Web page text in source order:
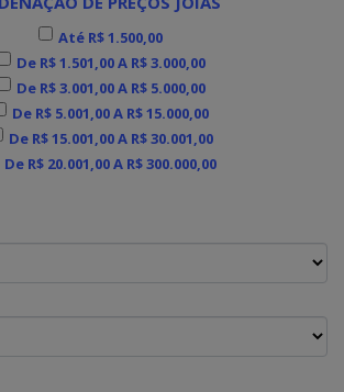
Até R$ 1.500,00
De R$ 1.501,00 A R$ 3.000,00
De R$ 3.001,00 A R$ 5.000,00
De R$ 5.001,00 A R$ 15.000,00
De R$ 15.001,00 A R$ 30.001,00
De R$ 20.001,00 A R$ 300.000,00